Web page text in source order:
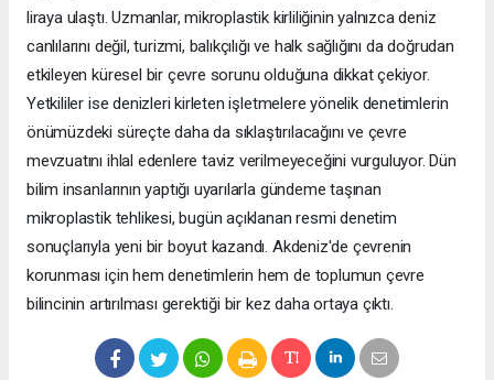
liraya ulaştı. Uzmanlar, mikroplastik kirliliğinin yalnızca deniz
canlılarını değil, turizmi, balıkçılığı ve halk sağlığını da doğrudan
etkileyen küresel bir çevre sorunu olduğuna dikkat çekiyor.
Yetkililer ise denizleri kirleten işletmelere yönelik denetimlerin
önümüzdeki süreçte daha da sıklaştırılacağını ve çevre
mevzuatını ihlal edenlere taviz verilmeyeceğini vurguluyor. Dün
bilim insanlarının yaptığı uyarılarla gündeme taşınan
mikroplastik tehlikesi, bugün açıklanan resmi denetim
sonuçlarıyla yeni bir boyut kazandı. Akdeniz'de çevrenin
korunması için hem denetimlerin hem de toplumun çevre
bilincinin artırılması gerektiği bir kez daha ortaya çıktı.